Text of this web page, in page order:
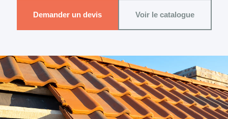
Demander un devis Voir le catalogue